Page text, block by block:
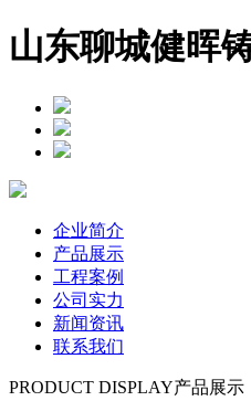
山东聊城健晖
企业简介
产品展示
工程案例
公司实力
新闻资讯
联系我们
PRODUCT DISPLAY产品展示